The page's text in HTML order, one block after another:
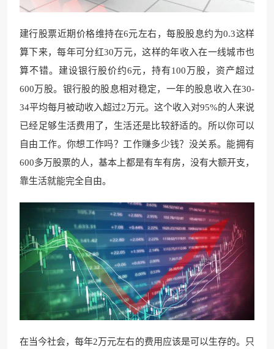
建行股票近期价格维持在6元左右，每股股息约为0.3这样
算下来，每年可分红30万元，这样的年收入在一线城市也
算不错。建设银行股价约6元，持有100万股，资产超过
600万股。银行股的股息相对稳定，一年的股息收入在30-
34平均每月被动收入超过2万元。这个收入对95%的人来说
已经足够生活费用了，生活还是比较舒适的。所以你可以
自由工作。你想工作吗？工作赚多少钱？没关系。能拥有
600多万股票的人，基本上都是有车有房，没有大额开支，
靠生活就能完全自由。
在当今社会，每年2万元左右的费用应该是可以生存的。只